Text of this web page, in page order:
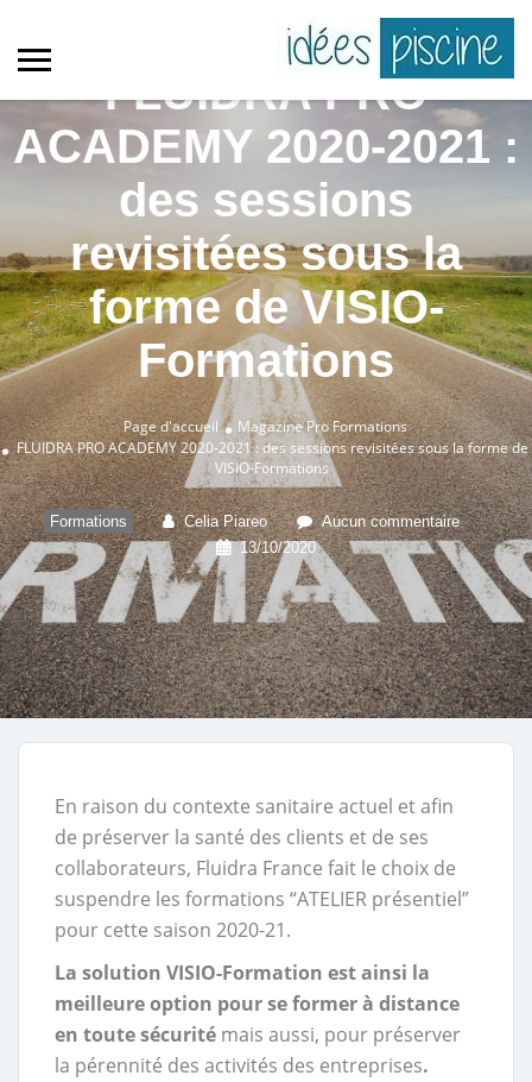
FLUIDRA PRO
ACADEMY 2020-2021 :
des sessions
revisitées sous la
forme de VISIO-
Formations
Page d'accueil Magazine ProFormations
FLUIDRA PRO ACADEMY 2020-2021 : des sessions revisitées sous la forme de
VISIO-Formations
Formations Celia Piareo
Aucun commentaire
13/10/2020
En raison du contexte sanitaire actuel et afin
de préserver la santé des clients et de ses
collaborateurs, Fluidra France fait le choix de
suspendre les formations “ATELIER présentiel”
pour cette saison 2020-21.
La solution VISIO-Formation est ainsi la
meilleure option pour se former à distance
en toute sécurité mais aussi, pour préserver
la pérennité des activités des entreprises.